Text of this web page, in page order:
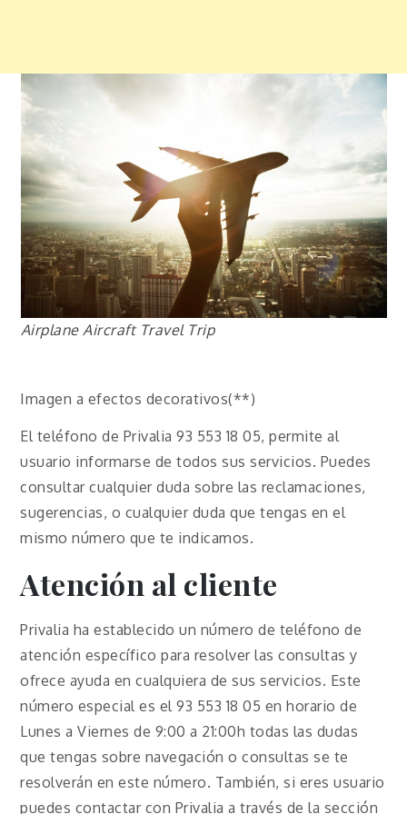
Airplane Aircraft Travel Trip
Imagen a efectos decorativos(**)
El teléfono de Privalia 93 553 18 05, permite al
usuario informarse de todos sus servicios. Puedes
consultar cualquier duda sobre las reclamaciones,
sugerencias, o cualquier duda que tengas en el
mismo número que te indicamos.
Atención al cliente
Privalia ha establecido un número de teléfono de
atención específico para resolver las consultas y
ofrece ayuda en cualquiera de sus servicios. Este
número especial es el 93 553 18 05 en horario de
Lunes a Viernes de 9:00 a 21:00h todas las dudas
que tengas sobre navegación o consultas se te
resolverán en este número. También, si eres usuario
puedes contactar con Privalia a través de la sección